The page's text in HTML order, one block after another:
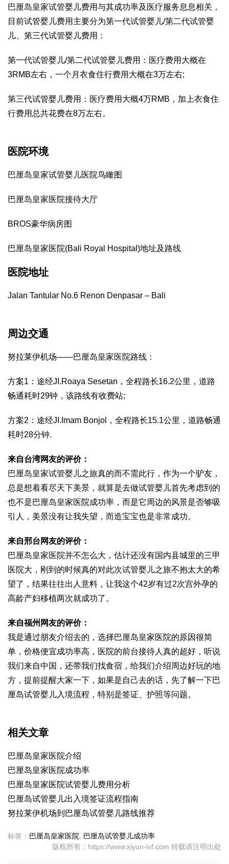
巴厘岛皇家试管婴儿费用与其成功率及医疗服务息息相关，
目前试管婴儿费用主要分为第一代试管婴儿/第二代试管婴
儿、第三代试管婴儿费用：
第一代试管婴儿/第二代试管婴儿费用：医疗费用大概在
3RMB左右，一个月衣食住行费用大概在3万左右;
第三代试管婴儿费用：医疗费用大概4万RMB，加上衣食住
行费用总共花费在8万左右。
医院环境
巴厘岛皇家试管婴儿医院鸟瞰图
巴厘岛皇家医院接待大厅
BROS豪华病房图
巴厘岛皇家医院(Bali Royal Hospital)地址及路线
医院地址
Jalan Tantular No.6 Renon Denpasar – Bali
周边交通
努拉莱伊机场——巴厘岛皇家医院路线：
方案1：途经JI.Roaya Sesetan，全程路长16.2公里，道路
畅通耗时29钟，该路线有收费站;
方案2：途经JI.Imam Bonjol，全程路长15.1公里，道路畅通
耗时28分钟.
来自台湾网友的评价：
巴厘岛皇家试管婴儿之旅真的而不需此行，作为一个驴友，
总是想着看尽天下美景，就算是去做试管婴儿首先考虑到的
也不是巴厘岛皇家医院成功率，而是它周边的风景是否够吸
引人，美景没有让我失望，而造宝宝也是非常成功。
来自邢台网友的评价：
巴厘岛皇家医院并不怎么大，估计还没有国内县城里的三甲
医院大，刚到的时候真的对此次试管婴儿之旅不抱太大的希
望了，结果往往出人意料，让我这个42岁有过2次宫外孕的
高龄产妇移植两次就成功了。
来自福州网友的评价：
我是通过朋友介绍去的，选择巴厘岛皇家医院的原因很简
单，价格便宜成功率高，医院的前台接待人真的超好，听说
我们来自中国，还带我们找食宿，给我们介绍周边好玩的地
方，提前提醒大家一下，如果是自己去的话，先了解一下巴
厘岛试管婴儿入境流程，特别是签证、护照等问题。
相关文章
巴厘岛皇家医院介绍
巴厘岛皇家医院成功率
巴厘岛皇家医院试管婴儿费用分析
巴厘岛试管婴儿出入境签证流程指南
努拉莱伊机场到巴厘岛试管婴儿路线推荐
标签： 巴厘岛皇家医院
巴厘岛试管婴儿成功率
版权所有：https://www.xiyun-ivf.com 转载请注明出处